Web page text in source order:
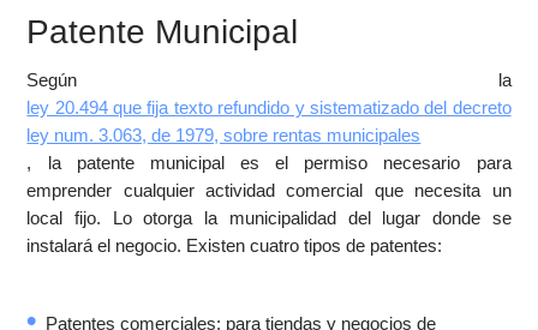
Patente Municipal
Según la
ley 20.494 que fija texto refundido y sistematizado del decreto
ley num. 3.063, de 1979, sobre rentas municipales
, la patente municipal es el permiso necesario para
emprender cualquier actividad comercial que necesita un
local fijo. Lo otorga la municipalidad del lugar donde se
instalará el negocio. Existen cuatro tipos de patentes:
Patentes comerciales: para tiendas y negocios de